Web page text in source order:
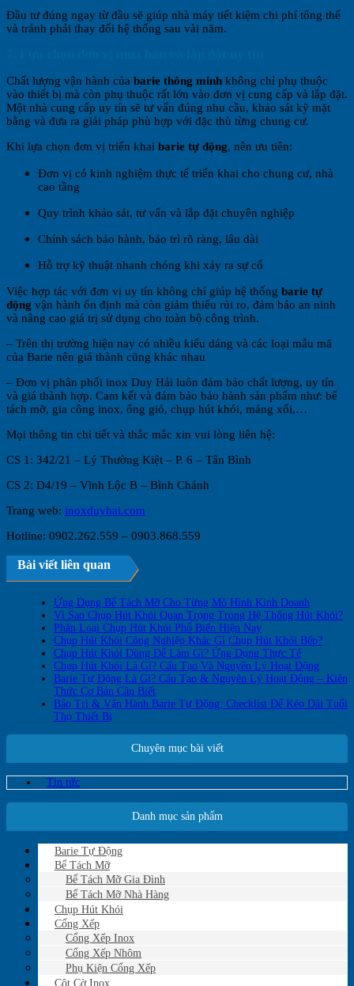
Đầu tư đúng ngay từ đầu sẽ giúp nhà máy tiết kiệm chi phí tổng thể
và tránh phải thay đổi hệ thống sau vài năm.
Chất lượng vận hành của barie thông minh không chỉ phụ thuộc
vào thiết bị mà còn phụ thuộc rất lớn vào đơn vị cung cấp và lắp đặt.
Một nhà cung cấp uy tín sẽ tư vấn đúng nhu cầu, khảo sát kỹ mặt
bằng và đưa ra giải pháp phù hợp với đặc thù từng chung cư.
Khi lựa chọn đơn vị triển khai barie tự động, nên ưu tiên:
Đơn vị có kinh nghiệm thực tế triển khai cho chung cư, nhà
cao tầng
Quy trình khảo sát, tư vấn và lắp đặt chuyên nghiệp
Chính sách bảo hành, bảo trì rõ ràng, lâu dài
Hỗ trợ kỹ thuật nhanh chóng khi xảy ra sự cố
Việc hợp tác với đơn vị uy tín không chỉ giúp hệ thống barie tự
động vận hành ổn định mà còn giảm thiểu rủi ro, đảm bảo an ninh
và nâng cao giá trị sử dụng cho toàn bộ công trình.
– Trên thị trường hiện nay có nhiều kiểu dáng và các loại mẫu mã
của Barie nên giá thành cũng khác nhau
– Đơn vị phân phối inox Duy Hải luôn đảm bảo chất lượng, uy tín
và giá thành hợp. Cam kết và đảm bảo bảo hành sản phẩm như: bể
tách mỡ, gia công inox, ống gió, chụp hút khói, máng xối,…
Mọi thông tin chi tiết và thắc mắc xin vui lòng liên hệ:
CS 1: 342/21 – Lý Thường Kiệt – P. 6 – Tân Bình
CS 2: D4/19 – Vĩnh Lộc B – Bình Chánh
Trang web: inoxduyhai.com
Hotline: 0902.262.559 – 0903.868.559
Bài viết liên quan
Ứng Dụng Bể Tách Mỡ Cho Từng Mô Hình Kinh Doanh
Vì Sao Chụp Hút Khói Quan Trọng Trong Hệ Thống Hút Khói?
Phân Loại Chụp Hút Khói Phổ Biến Hiện Nay
Chụp Hút Khói Công Nghiệp Khác Gì Chụp Hút Khói Bếp?
Chụp Hút Khói Dùng Để Làm Gì? Ứng Dụng Thực Tế
Chụp Hút Khói Là Gì? Cấu Tạo Và Nguyên Lý Hoạt Động
Barie Tự Động Là Gì? Cấu Tạo & Nguyên Lý Hoạt Động – Kiến
Thức Cơ Bản Cần Biết
Bảo Trì & Vận Hành Barie Tự Động: Checklist Để Kéo Dài Tuổi
Thọ Thiết Bị
Chuyên mục bài viết
Tin tức
Danh mục sản phẩm
Barie Tự Động
Bể Tách Mỡ
Bể Tách Mỡ Gia Đình
Bể Tách Mỡ Nhà Hàng
Chụp Hút Khói
Cổng Xếp
Cổng Xếp Inox
Cổng Xếp Nhôm
Phụ Kiện Cổng Xếp
Cột Cờ Inox